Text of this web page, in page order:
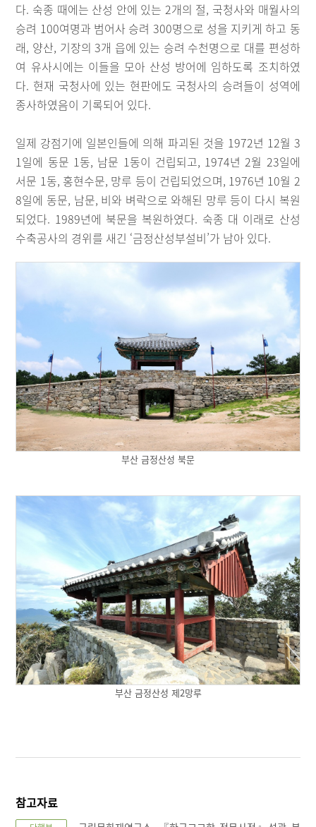
다. 숙종 때에는 산성 안에 있는 2개의 절, 국청사와 매월사의
승려 100여명과 범어사 승려 300명으로 성을 지키게 하고 동
래, 양산, 기장의 3개 읍에 있는 승려 수천명으로 대를 편성하
여 유사시에는 이들을 모아 산성 방어에 임하도록 조치하였
다. 현재 국청사에 있는 현판에도 국청사의 승려들이 성역에
종사하였음이 기록되어 있다.
일제 강점기에 일본인들에 의해 파괴된 것을 1972년 12월 3
1일에 동문 1동, 남문 1동이 건립되고, 1974년 2월 23일에
서문 1동, 홍현수문, 망루 등이 건립되었으며, 1976년 10월 2
8일에 동문, 남문, 비와 벼락으로 와해된 망루 등이 다시 복원
되었다. 1989년에 북문을 복원하였다. 숙종 대 이래로 산성
수축공사의 경위를 새긴 ‘금정산성부설비’가 남아 있다.
부산 금정산성 북문
부산 금정산성 제2망루
참고자료